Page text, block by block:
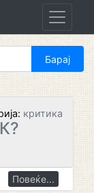
критика
Повеќе...